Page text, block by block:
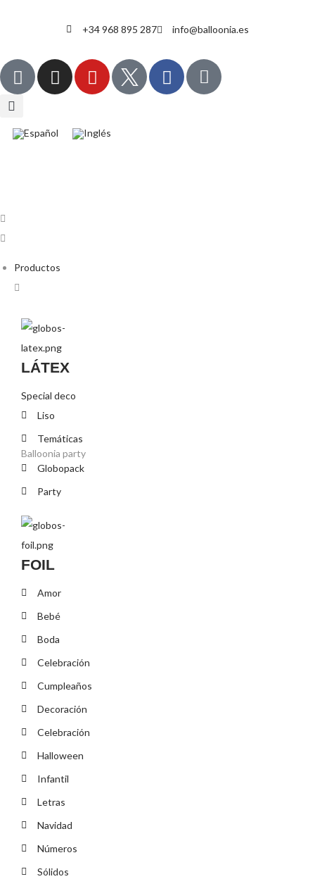
+34 968 895 287 info@balloonia.es
Productos
LÁTEX
Special deco
Liso
Temáticas
Balloonia party
Globopack
Party
FOIL
Amor
Bebé
Boda
Celebración
Cumpleaños
Decoración
Celebración
Halloween
Infantil
Letras
Navidad
Números
Sólidos